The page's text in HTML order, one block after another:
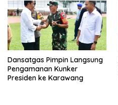
Dansatgas Pimpin Langsung
Pengamanan Kunker
Presiden ke Karawang